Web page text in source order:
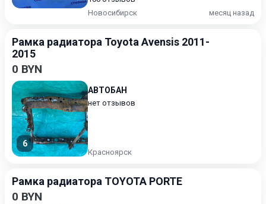
Новосибирск
месяц назад
Рамка радиатора Toyota Avensis 2011-
2015
0 BYN
6
АВТОБАН
нет отзывов
Красноярск
Рамка радиатора TOYOTA PORTE
0 BYN